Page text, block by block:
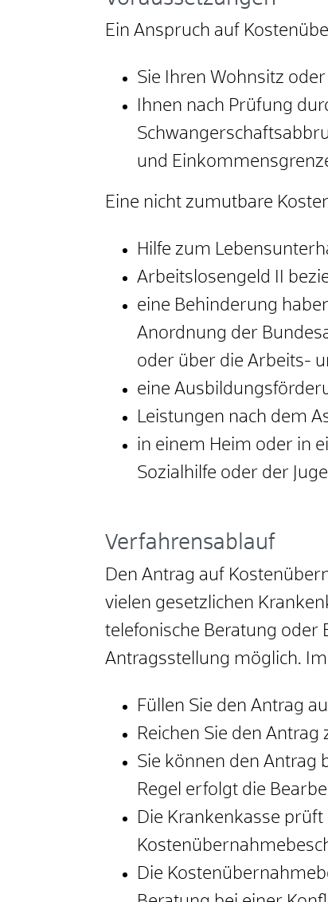
Ein Anspruch auf
Sie Ihren Wohnsitz
Ihnen nach Prüfung
und
Eine nicht zumutbare
Hilfe zum
Arbeitslosengeld II
eine Behinderung
Anordnung der
oder über die Arbeits-
eine
Leistungen nach dem
in einem Heim oder in
Sozialhilfe oder der
Verfahrensablauf
Den Antrag auf
vielen gesetzlichen
telefonische Beratung oder
Antragsstellung möglich.
Füllen Sie den Antrag
Reichen Sie den
Sie können den Antrag
Regel erfolgt die
Die Krankenkasse
Die